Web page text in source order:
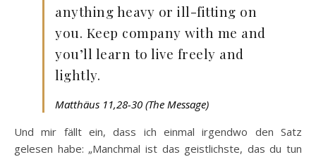
anything heavy or ill-fitting on
you. Keep company with me and
you’ll learn to live freely and
lightly.
Matthäus 11,28-30 (The Message)
Und mir fällt ein, dass ich einmal irgendwo den Satz
gelesen habe: „Manchmal ist das geistlichste, das du tun